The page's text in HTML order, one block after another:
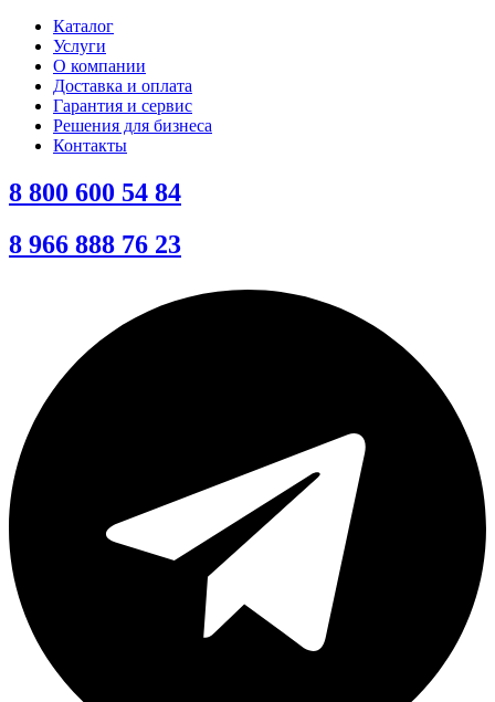
Каталог
Услуги
О компании
Доставка и оплата
Гарантия и сервис
Решения для бизнеса
Контакты
8 800 600 54 84
8 966 888 76 23